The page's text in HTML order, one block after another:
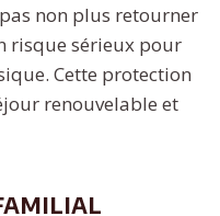
non plus retourner
risque sérieux pour
Cette protection
renouvelable et